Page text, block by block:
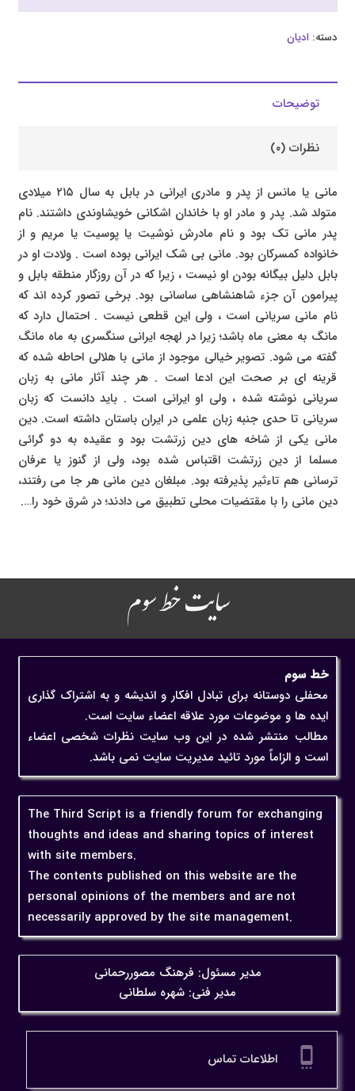
دسته: ادیان
توضیحات
نظرات (۰)
مانی یا مانس از پدر و مادری ایرانی در بابل به سال ۲۱۵ میلادی
متولد شد. پدر و مادر او با خاندان اشکانی خویشاوندی داشتند. نام
پدر مانی تک بود و نام مادرش نوشیت یا پوسیت یا مریم و از
خانواده کمسرکان بود. مانی بی شک ایرانی بوده است . ولادت او در
بابل دلیل بیگانه بودن او نیست ، زیرا که در آن روزگار منطقه بابل و
پیرامون آن جزء شاهنشاهی ساسانی بود. برخی تصور کرده اند که
نام مانی سریانی است ، ولی این قطعی نیست . احتمال دارد که
مانگ به معنی ماه باشد؛ زیرا در لهجه ایرانی سنگسری به ماه مانگ
گفته می شود. تصویر خیالی موجود از مانی با هلالی احاطه شده که
قرینه ای بر صحت این ادعا است . هر چند آثار مانی به زبان
سریانی نوشته شده ، ولی او ایرانی است . باید دانست که زبان
سریانی تا حدی جنبه زبان علمی در ایران باستان داشته است. دین
مانی یکی از شاخه های دین زرتشت بود و عقیده به دو گرائی
مسلما از دین زرتشت اقتباس شده بود، ولی از گنوز یا عرفان
ترسانی هم تاءثیر پذیرفته بود. مبلغان دین مانی هر جا می رفتند،
دین مانی را با مقتضیات محلی تطبیق می دادند؛ در شرق خود را….
سایت خط سوم
خط سوم
محفلی دوستانه برای تبادل افکار و اندیشه و به اشتراک گذاری
ایده ها و موضوعات مورد علاقه اعضاء سایت است.
مطالب منتشر شده در این وب سایت نظرات شخصی اعضاء
است و الزاماً مورد تائید مدیریت سایت نمی باشد.
The Third Script is a friendly forum for exchanging
thoughts and ideas and sharing topics of interest
with site members.
The contents published on this website are the
personal opinions of the members and are not
necessarily approved by the site management.
مدیر مسئول: فرهنگ مصوررحمانی
مدیر فنی: شهره سلطانی
settings_cell اطلاعات تماس